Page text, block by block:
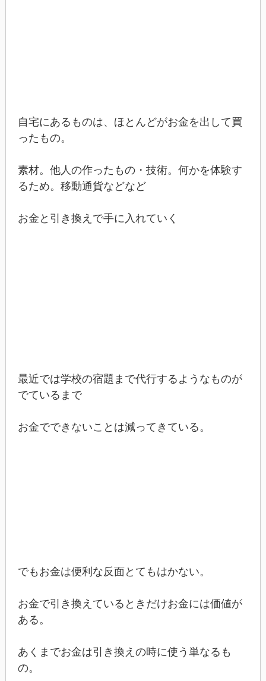
自宅にあるものは、ほとんどがお金を出して買
ったもの。
素材。他人の作ったもの・技術。何かを体験す
るため。移動通貨などなど
お金と引き換えで手に入れていく
最近では学校の宿題まで代行するようなものが
でているまで
お金でできないことは減ってきている。
でもお金は便利な反面とてもはかない。
お金で引き換えているときだけお金には価値が
ある。
あくまでお金は引き換えの時に使う単なるも
の。